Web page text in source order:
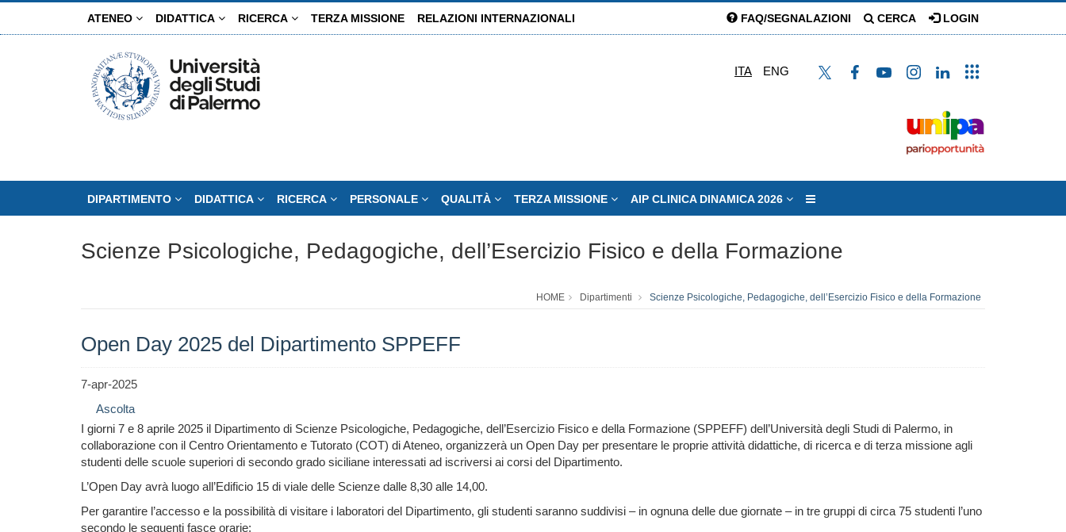
ATENEO DIDATTICA RICERCA TERZA MISSIONE RELAZIONI INTERNAZIONALI FAQ/SEGNALAZIONI CERCA LOGIN
ITA ENG
DIPARTIMENTO DIDATTICA RICERCA PERSONALE QUALITÀ TERZA MISSIONE AIP CLINICA DINAMICA 2026
Scienze Psicologiche, Pedagogiche, dell’Esercizio Fisico e della Formazione
HOME Dipartimenti Scienze Psicologiche, Pedagogiche, dell’Esercizio Fisico e della Formazione
Open Day 2025 del Dipartimento SPPEFF
7-apr-2025
Ascolta
I giorni 7 e 8 aprile 2025 il Dipartimento di Scienze Psicologiche, Pedagogiche, dell’Esercizio Fisico e della Formazione (SPPEFF) dell’Università degli Studi di Palermo, in
collaborazione con il Centro Orientamento e Tutorato (COT) di Ateneo, organizzerà un Open Day per presentare le proprie attività didattiche, di ricerca e di terza missione agli
studenti delle scuole superiori di secondo grado siciliane interessati ad iscriversi ai corsi del Dipartimento.
L’Open Day avrà luogo all’Edificio 15 di viale delle Scienze dalle 8,30 alle 14,00.
Per garantire l’accesso e la possibilità di visitare i laboratori del Dipartimento, gli studenti saranno suddivisi – in ognuna delle due giornate – in tre gruppi di circa 75 studenti l’uno
secondo le seguenti fasce orarie: